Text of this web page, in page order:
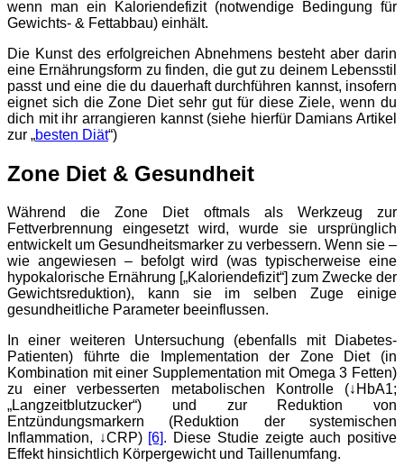
wenn man ein Kaloriendefizit (notwendige Bedingung für
Gewichts- & Fettabbau) einhält.
Die Kunst des erfolgreichen Abnehmens besteht aber darin
eine Ernährungsform zu finden, die gut zu deinem Lebensstil
passt und eine die du dauerhaft durchführen kannst, insofern
eignet sich die Zone Diet sehr gut für diese Ziele, wenn du
dich mit ihr arrangieren kannst (siehe hierfür Damians Artikel
zur „besten Diät“)
Zone Diet & Gesundheit
Während die Zone Diet oftmals als Werkzeug zur
Fettverbrennung eingesetzt wird, wurde sie ursprünglich
entwickelt um Gesundheitsmarker zu verbessern. Wenn sie –
wie angewiesen – befolgt wird (was typischerweise eine
hypokalorische Ernährung [„Kaloriendefizit“] zum Zwecke der
Gewichtsreduktion), kann sie im selben Zuge einige
gesundheitliche Parameter beeinflussen.
In einer weiteren Untersuchung (ebenfalls mit Diabetes-
Patienten) führte die Implementation der Zone Diet (in
Kombination mit einer Supplementation mit Omega 3 Fetten)
zu einer verbesserten metabolischen Kontrolle (↓HbA1;
„Langzeitblutzucker“) und zur Reduktion von
Entzündungsmarkern (Reduktion der systemischen
Inflammation, ↓CRP) [6]. Diese Studie zeigte auch positive
Effekt hinsichtlich Körpergewicht und Taillenumfang.